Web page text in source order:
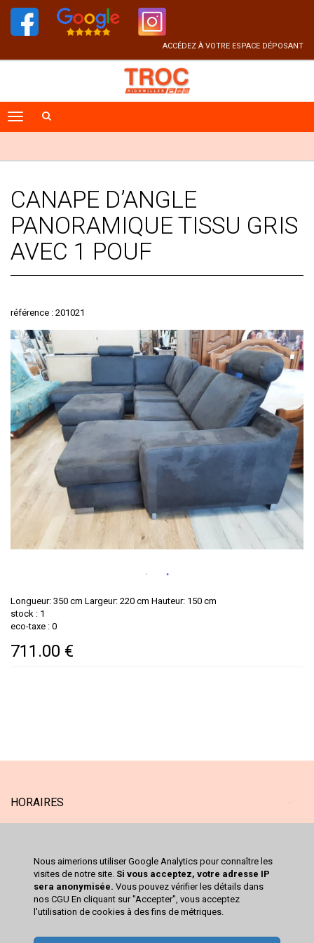
Nous aimerions utiliser Google Analytics pour connaître les
visites de notre site. Si vous acceptez, votre adresse IP
sera anonymisée. Vous pouvez vérifier les détails dans
nos CGU En cliquant sur "Accepter", vous acceptez
l'utilisation de cookies à des fins de métriques.
ACCÉDEZ À VOTRE ESPACE DÉPOSANT
CANAPE D’ANGLE
PANORAMIQUE TISSU GRIS
AVEC 1 POUF
référence : 201021
Longueur: 350 cm Largeur: 220 cm Hauteur: 150 cm
stock : 1
eco-taxe : 0
711.00 €
HORAIRES
SERVICES
CATALOGUE